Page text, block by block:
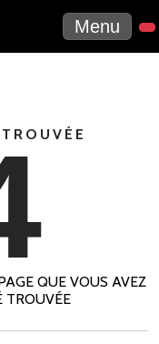
Menu
QUE VOUS AVEZ
TROUVÉE